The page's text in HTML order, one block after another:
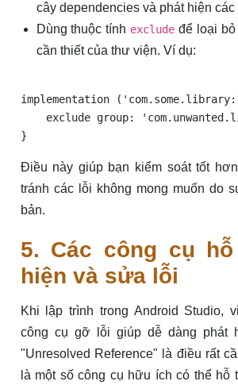
cây dependencies và phát hiện các
Dùng thuộc tính exclude để loại
cần thiết của thư viện. Ví dụ:
implementation
exclude group:
Điều này giúp bạn kiểm soát tốt
tránh các lỗi không mong muốn do
bản.
5. Các công cụ
hiện và sửa lỗi
Khi lập trình trong Android Studio,
công cụ gỡ lỗi giúp dễ dàng phát
"Unresolved Reference" là điều rất
là một số công cụ hữu ích có thể hỗ